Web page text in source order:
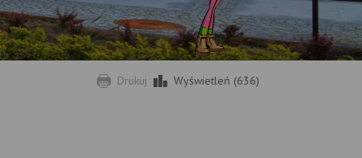
Drukuj Wyświetleń (636)